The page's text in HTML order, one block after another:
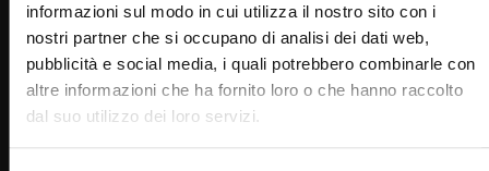
informazioni sul modo in cui utilizza il nostro sito con i
nostri partner che si occupano di analisi dei dati web,
pubblicità e social media, i quali potrebbero combinarle con
altre informazioni che ha fornito loro o che hanno raccolto
dal suo utilizzo dei loro servizi.
I frati di Padre Pio in preghiera per l’emergenza
coronavirus
STAFF
20/03/2020